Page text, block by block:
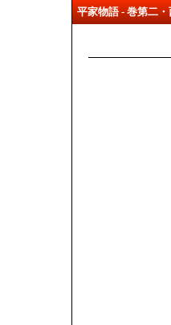
平家物語 - 巻第二